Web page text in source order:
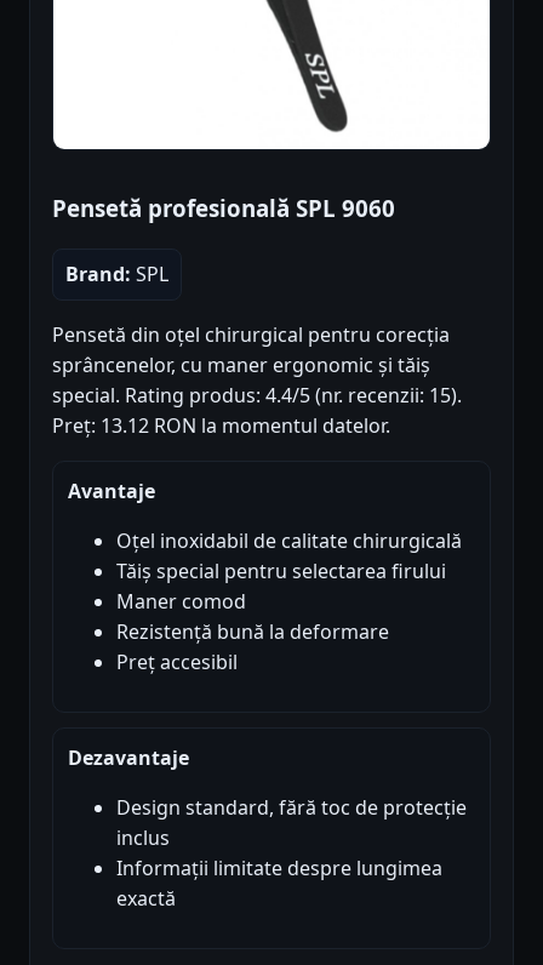
Pensetă profesională SPL 9060
Brand: SPL
Pensetă din oțel chirurgical pentru corecția
sprâncenelor, cu maner ergonomic și tăiș
special. Rating produs: 4.4/5 (nr. recenzii: 15).
Preț: 13.12 RON la momentul datelor.
Avantaje
Oțel inoxidabil de calitate chirurgicală
Tăiș special pentru selectarea firului
Maner comod
Rezistență bună la deformare
Preț accesibil
Dezavantaje
Design standard, fără toc de protecție
inclus
Informații limitate despre lungimea
exactă